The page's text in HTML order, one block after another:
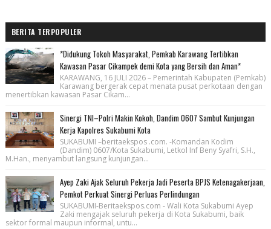
BERITA TERPOPULER
*Didukung Tokoh Masyarakat, Pemkab Karawang Tertibkan
Kawasan Pasar Cikampek demi Kota yang Bersih dan Aman*
KARAWANG, 16 JULI 2026 – Pemerintah Kabupaten (Pemkab)
Karawang bergerak cepat menata pusat perkotaan dengan
menertibkan kawasan Pasar Cikam...
Sinergi TNI–Polri Makin Kokoh, Dandim 0607 Sambut Kunjungan
Kerja Kapolres Sukabumi Kota
SUKABUMI –beritaekspos .com. -Komandan Kodim
(Dandim) 0607/Kota Sukabumi, Letkol Inf Beny Syafri, S.H.,
M.Han., menyambut langsung kunjungan...
Ayep Zaki Ajak Seluruh Pekerja Jadi Peserta BPJS Ketenagakerjaan,
Pemkot Perkuat Sinergi Perluas Perlindungan
SUKABUMI-Beritaekspos.com - Wali Kota Sukabumi Ayep
Zaki mengajak seluruh pekerja di Kota Sukabumi, baik
sektor formal maupun informal, untu...